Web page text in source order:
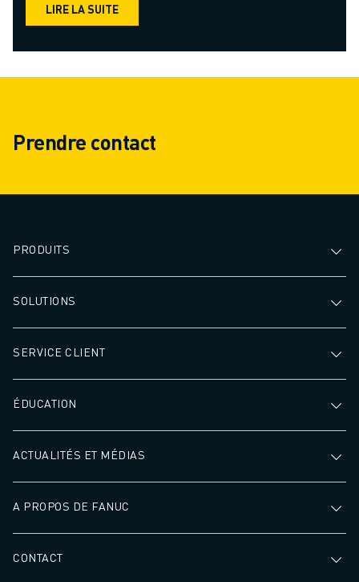
LIRE LA SUITE
Prendre contact
PRODUITS
SOLUTIONS
SERVICE CLIENT
ÉDUCATION
ACTUALITÉS ET MÉDIAS
A PROPOS DE FANUC
CONTACT